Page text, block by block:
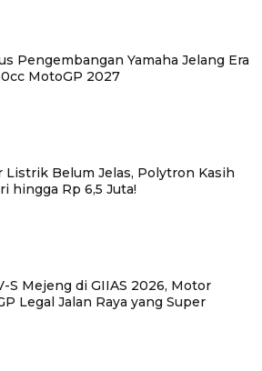
Pengembangan Yamaha Jelang Era
MotoGP 2027
Belum Jelas, Polytron Kasih
hingga Rp 6,5 Juta!
S Mejeng di GIIAS 2026, Motor
Legal Jalan Raya yang Super